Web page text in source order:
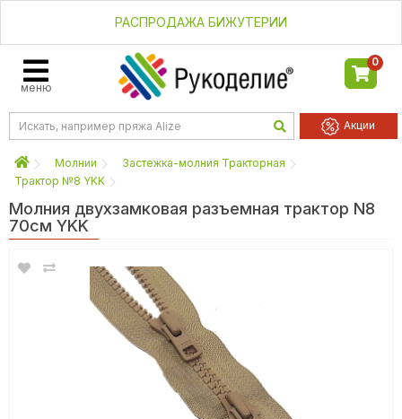
РАСПРОДАЖА БИЖУТЕРИИ
меню
0
Акции
Молнии
Застежка-молния Тракторная
Трактор №8 YKK
Молния двухзамковая разъемная трактор N8
70см YKK